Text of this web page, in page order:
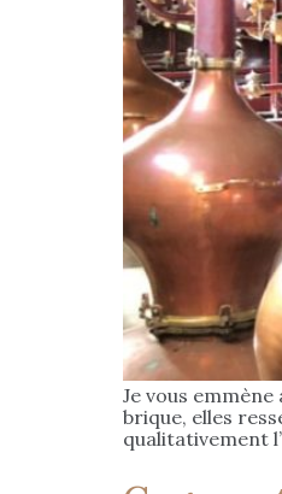
Je vous
brique, elles
qualitativement